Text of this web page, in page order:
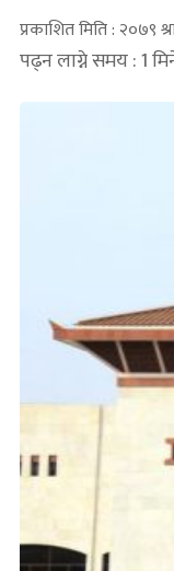
प्रकाशित मिति : २०७९
पढ्न लाग्ने समय : 1